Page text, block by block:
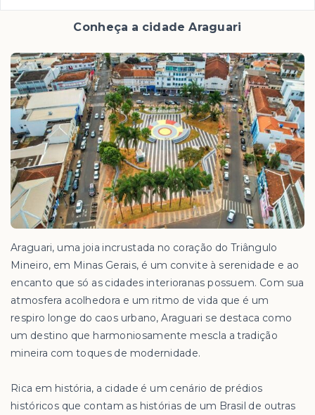
Conheça a cidade Araguari
Araguari, uma joia incrustada no coração do Triângulo
Mineiro, em Minas Gerais, é um convite à serenidade e ao
encanto que só as cidades interioranas possuem. Com sua
atmosfera acolhedora e um ritmo de vida que é um
respiro longe do caos urbano, Araguari se destaca como
um destino que harmoniosamente mescla a tradição
mineira com toques de modernidade.
Rica em história, a cidade é um cenário de prédios
históricos que contam as histórias de um Brasil de outras